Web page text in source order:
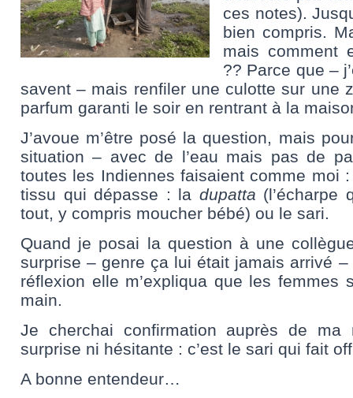
ces notes).
bien compris.
mais comment
?? Parce que –
savent – mais renfiler une culotte sur une
parfum garanti le soir en rentrant à la
J’avoue m’être posé la question, mais
situation – avec de l’eau mais pas de
toutes les Indiennes faisaient comme moi
tissu qui dépasse : la dupatta (l’écharpe
tout, y compris moucher bébé) ou le sari.
Quand je posai la question à une
surprise – genre ça lui était jamais arrivé
réflexion elle m’expliqua que les
main.
Je cherchai confirmation auprès de
surprise ni hésitante : c’est le sari qui fait
A bonne entendeur…